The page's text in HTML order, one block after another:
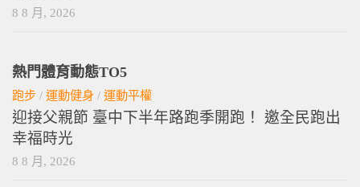
8 8 月, 2026
熱門體育動態TO5
跑步 / 運動健身 / 運動平權
迎接父親節 臺中下半年路跑季開跑！ 邀全民跑出
幸福時光
8 8 月, 2026